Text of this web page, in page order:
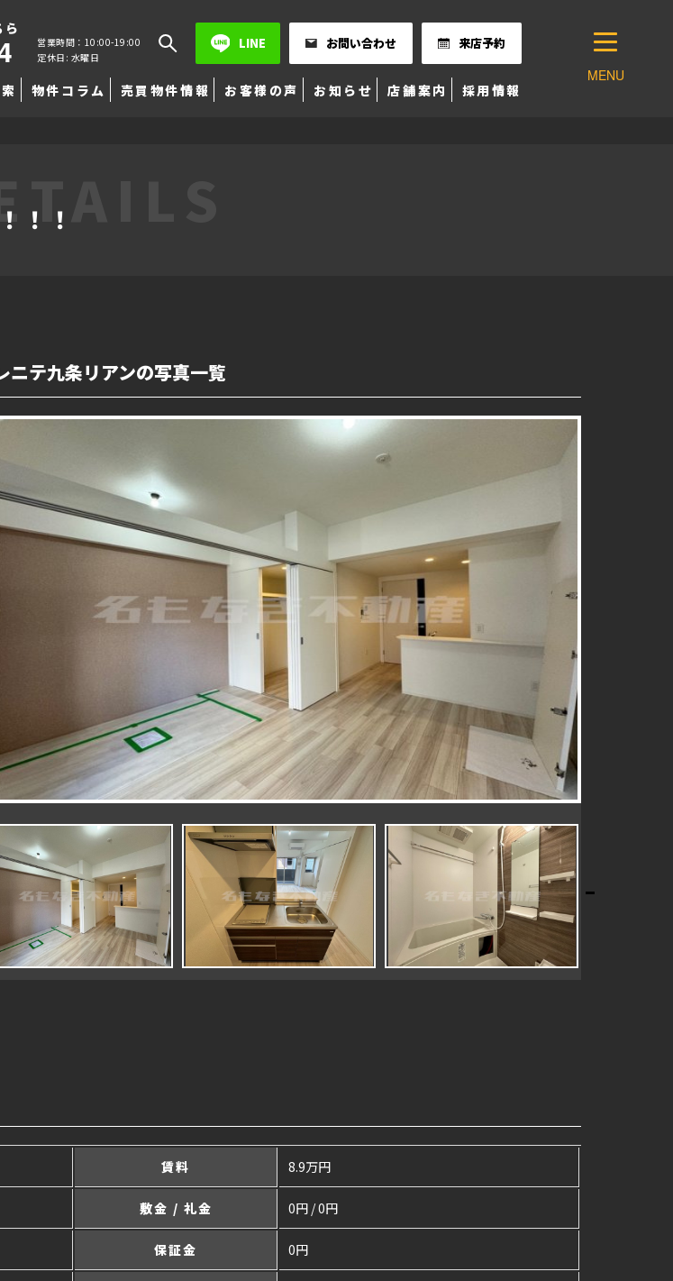
ら
営業時間：10:00-19:00
定休日: 水曜日
LINE お問い合わせ 来店予約
物件コラム 売買物件情報 お客様の声 お知らせ 店舗案内 採用情報
MENU
！！
ニテ九条リアンの写真一覧
賃料 8.9万円
敷金 / 礼金 0円 / 0円
保証金 0円